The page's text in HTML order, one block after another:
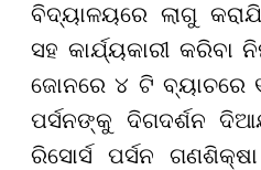
ବିଦ୍ୟାଳୟରେ ଲାଗୁ
ସହ କାର୍ଯ୍ୟକାରୀ କରିବା
ଜୋନରେ ୪ ଟି ବ୍ୟାଚରେ
ପର୍ସନଙ୍କୁ ଦିଗଦର୍ଶନ
ରିସୋର୍ସ ପର୍ସନ